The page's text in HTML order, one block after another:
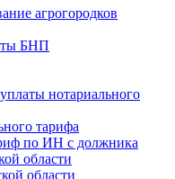
агрогородков
БНП
нотариального
тарифа
по ИН с должника
области
области